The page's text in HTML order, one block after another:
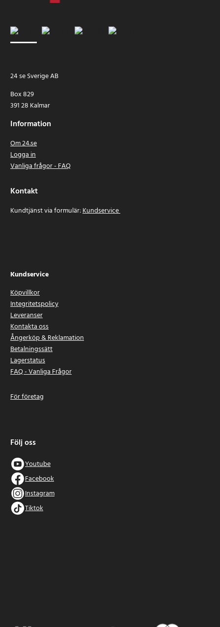
24 se Sverige AB
Box 829
391 28 Kalmar
Information
Om 24.se
Logga in
Vanliga frågor - FAQ
Kontakt
Kundtjänst via formulär:Kundservice
Kundservice
Köpvillkor
Integritetspolicy
Leveranser
Kontakta oss
Ångerköp & Reklamation
Betalningssätt
Lagerstatus
FAQ - Vanliga Frågor
För företag
Följ oss
Youtube
Facebook
Instagram
Tiktok